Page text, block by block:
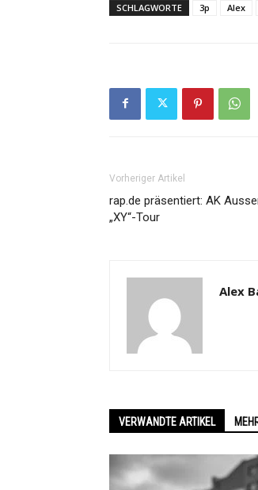
SCHLAGWORTE 3p Alex
Vorheriger Artikel
rap.de präsentiert: AK
„XY“-Tour
Alex
VERWANDTE ARTIKEL